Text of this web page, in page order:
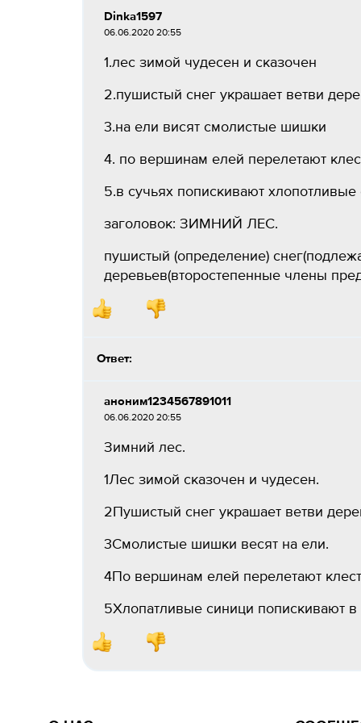
Dinka1597
06.06.2020 20:55
1.лес зимой чудесен и сказочен
2.пушистый снег украшает ветви
3.на ели висят смолистые шишки
4. по вершинам елей перелетают
5.в сучьях попискивают
заголовок: ЗИМНИЙ ЛЕС.
пушистый (определение)
деревьев(второстепенные члены
Ответ:
аноним1234567891011
06.06.2020 20:55
Зимний лес.
1Лес зимой сказочен и чудесен.
2Пушистый снег украшает ветви
3Смолистые шишки весят на ели.
4По вершинам елей перелетают
5Хлопатливые синици попискивают в